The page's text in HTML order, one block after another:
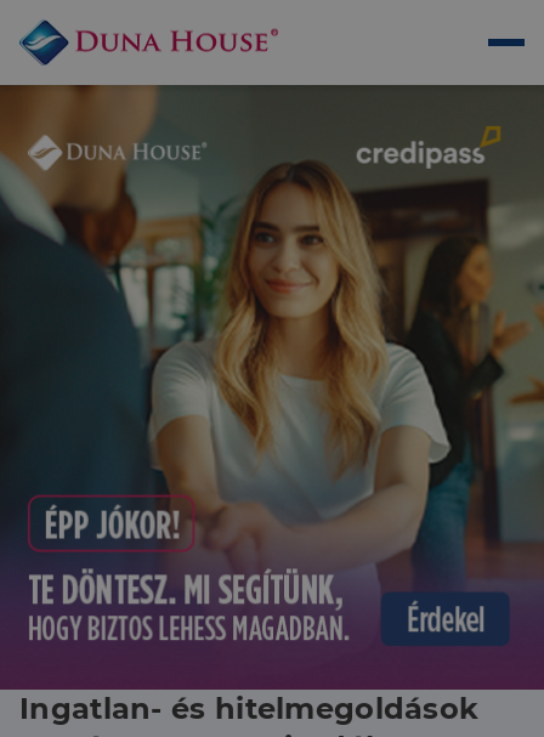
Ingatlan- és hitelmegoldások